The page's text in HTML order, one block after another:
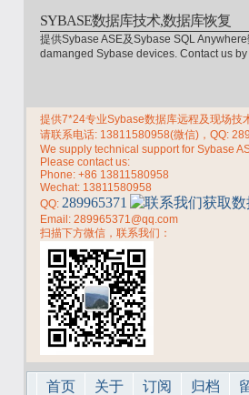
SYBASE数据库技术,数据库恢复
提供Sybase ASE及Sybase SQL
damanged Sybase devices. Contact us
提供7*24专业Sybase数据库远程及现场技
请联系电话: 13811580958(微信)，QQ:
We supply technical support for Sybase
Please contact us:
Phone: +86 13811580958
Wechat: 13811580958
QQ: 289965371
Email: 289965371@qq.com
扫描下方微信，联系我们：
首页 关于 订阅 归档